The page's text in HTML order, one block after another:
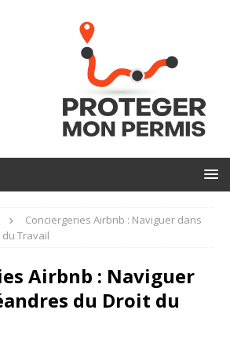
Conciergeries Airbnb : Naviguer dans
Travail
Airbnb : Naviguer
du Droit du